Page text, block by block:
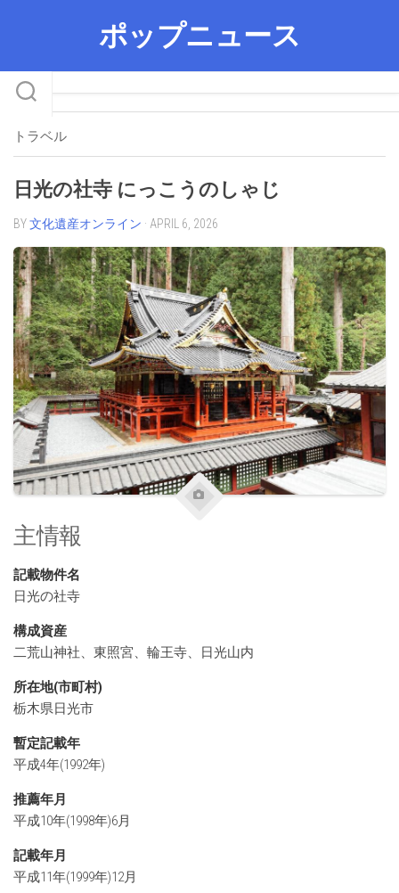
ポップニュース
トラベル
日光の社寺 にっこうのしゃじ
BY文化遺産オンライン · APRIL 6, 2026
主情報
記載物件名
日光の社寺
構成資産
二荒山神社、東照宮、輪王寺、日光山内
所在地(市町村)
栃木県日光市
暫定記載年
平成4年(1992年)
推薦年月
平成10年(1998年)6月
記載年月
平成11年(1999年)12月